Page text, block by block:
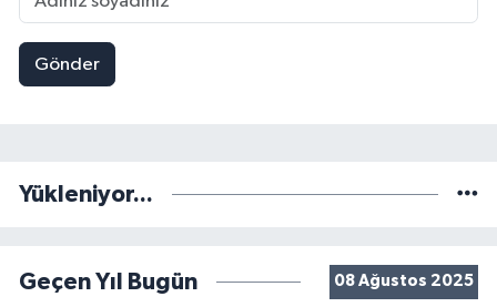
Gönder
Yükleniyor...
Geçen Yıl Bugün 08 Ağustos 2025